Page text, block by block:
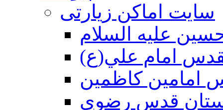
سایت اماکن زیارتی
عليه السلام
امام علي(ع)
امامين كاظمين
قدس رضوي